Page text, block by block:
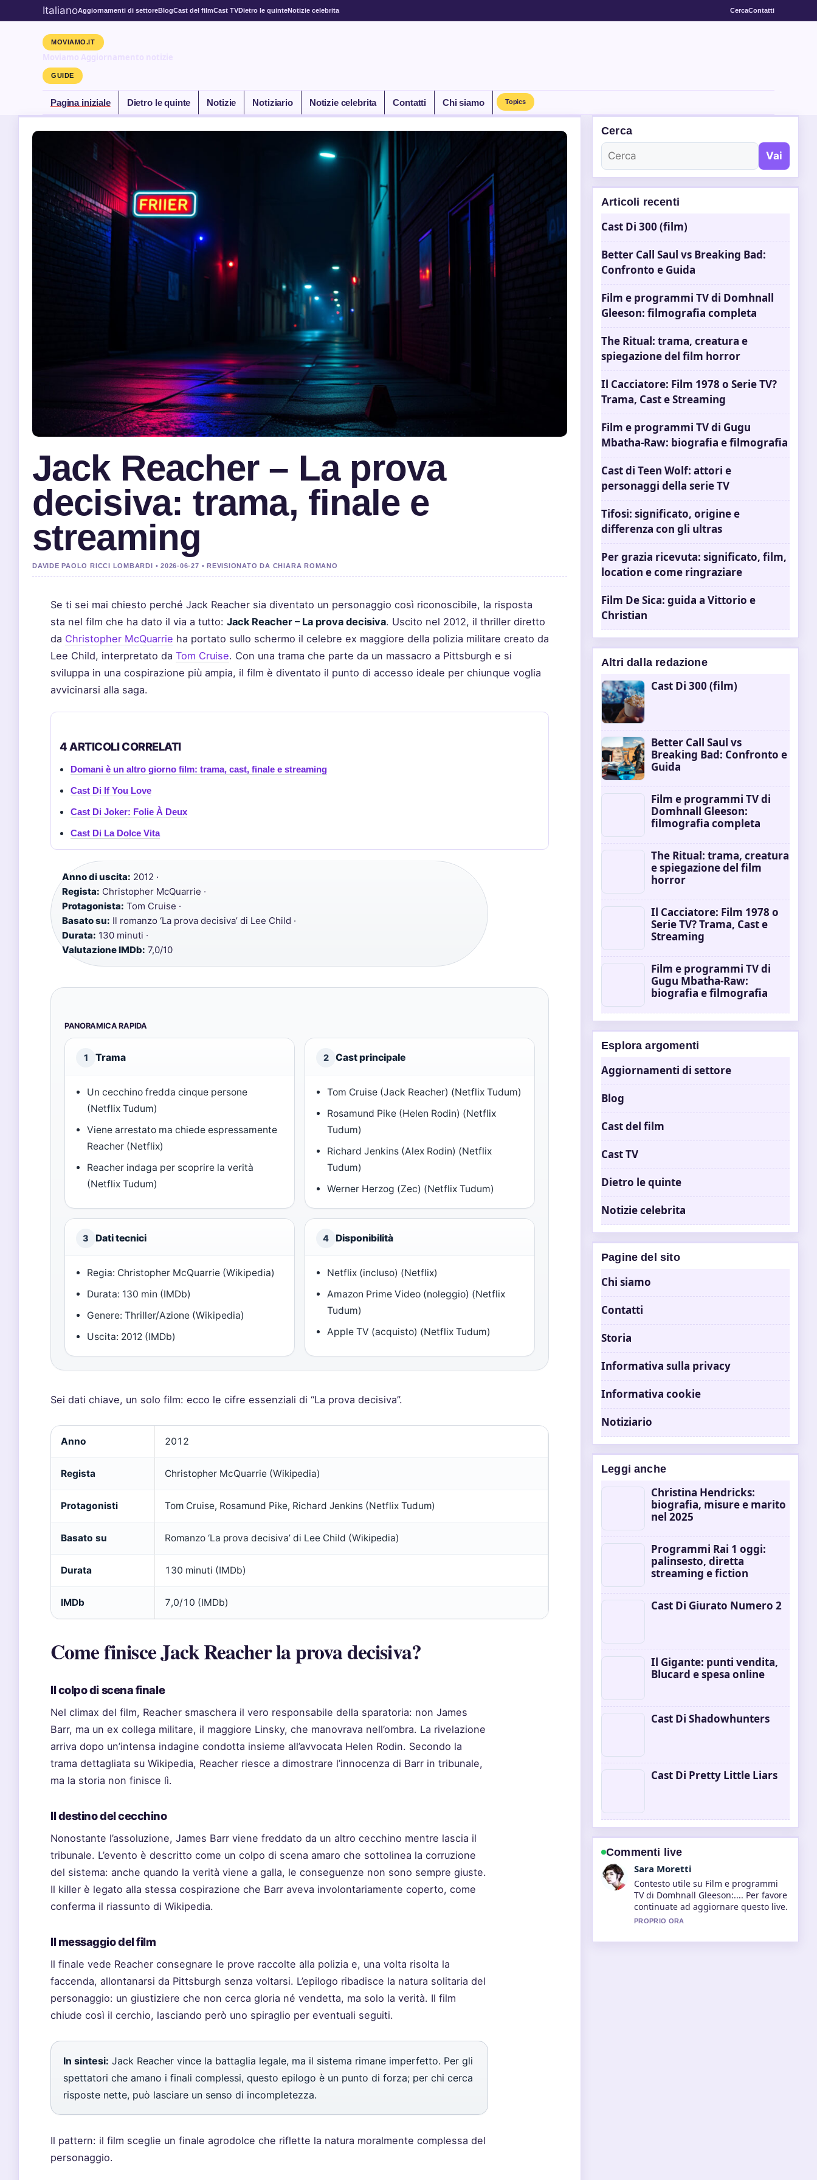
ItalianoAggiornamenti di settoreBlogCast del filmCast TVDietro le quinteNotizie celebrita CercaContatti
MOVIAMO.IT
Moviamo Aggiornamento notizie
GUIDE
Pagina iniziale Dietro le quinte Notizie Notiziario Notizie celebrita Contatti Chi siamo Topics
Jack Reacher – La prova
decisiva: trama, finale e
streaming
DAVIDE PAOLO RICCI LOMBARDI • 2026-06-27 • REVISIONATO DA CHIARA ROMANO
Se ti sei mai chiesto perché Jack Reacher sia diventato un personaggio così riconoscibile, la risposta
sta nel film che ha dato il via a tutto: Jack Reacher – La prova decisiva. Uscito nel 2012, il thriller diretto
da Christopher McQuarrie ha portato sullo schermo il celebre ex maggiore della polizia militare creato da
Lee Child, interpretato da Tom Cruise. Con una trama che parte da un massacro a Pittsburgh e si
sviluppa in una cospirazione più ampia, il film è diventato il punto di accesso ideale per chiunque voglia
avvicinarsi alla saga.
4 ARTICOLI CORRELATI
Domani è un altro giorno film: trama, cast, finale e streaming
Cast Di If You Love
Cast Di Joker: Folie À Deux
Cast Di La Dolce Vita
Anno di uscita: 2012 ·
Regista: Christopher McQuarrie ·
Protagonista: Tom Cruise ·
Basato su: Il romanzo ‘La prova decisiva’ di Lee Child ·
Durata: 130 minuti ·
Valutazione IMDb: 7,0/10
PANORAMICA RAPIDA
1 Trama
Un cecchino fredda cinque persone
(Netflix Tudum)
Viene arrestato ma chiede espressamente
Reacher (Netflix)
Reacher indaga per scoprire la verità
(Netflix Tudum)
2 Cast principale
Tom Cruise (Jack Reacher) (Netflix Tudum)
Rosamund Pike (Helen Rodin) (Netflix
Tudum)
Richard Jenkins (Alex Rodin) (Netflix
Tudum)
Werner Herzog (Zec) (Netflix Tudum)
3 Dati tecnici
Regia: Christopher McQuarrie (Wikipedia)
Durata: 130 min (IMDb)
Genere: Thriller/Azione (Wikipedia)
Uscita: 2012 (IMDb)
4 Disponibilità
Netflix (incluso) (Netflix)
Amazon Prime Video (noleggio) (Netflix
Tudum)
Apple TV (acquisto) (Netflix Tudum)
Sei dati chiave, un solo film: ecco le cifre essenziali di “La prova decisiva”.
Anno 2012
Regista Christopher McQuarrie (Wikipedia)
Protagonisti Tom Cruise, Rosamund Pike, Richard Jenkins (Netflix Tudum)
Basato su Romanzo ‘La prova decisiva’ di Lee Child (Wikipedia)
Durata 130 minuti (IMDb)
IMDb 7,0/10 (IMDb)
Come finisce Jack Reacher la prova decisiva?
Il colpo di scena finale
Nel climax del film, Reacher smaschera il vero responsabile della sparatoria: non James
Barr, ma un ex collega militare, il maggiore Linsky, che manovrava nell’ombra. La rivelazione
arriva dopo un’intensa indagine condotta insieme all’avvocata Helen Rodin. Secondo la
trama dettagliata su Wikipedia, Reacher riesce a dimostrare l’innocenza di Barr in tribunale,
ma la storia non finisce lì.
Il destino del cecchino
Nonostante l’assoluzione, James Barr viene freddato da un altro cecchino mentre lascia il
tribunale. L’evento è descritto come un colpo di scena amaro che sottolinea la corruzione
del sistema: anche quando la verità viene a galla, le conseguenze non sono sempre giuste.
Il killer è legato alla stessa cospirazione che Barr aveva involontariamente coperto, come
conferma il riassunto di Wikipedia.
Il messaggio del film
Il finale vede Reacher consegnare le prove raccolte alla polizia e, una volta risolta la
faccenda, allontanarsi da Pittsburgh senza voltarsi. L’epilogo ribadisce la natura solitaria del
personaggio: un giustiziere che non cerca gloria né vendetta, ma solo la verità. Il film
chiude così il cerchio, lasciando però uno spiraglio per eventuali seguiti.
In sintesi: Jack Reacher vince la battaglia legale, ma il sistema rimane imperfetto. Per gli
spettatori che amano i finali complessi, questo epilogo è un punto di forza; per chi cerca
risposte nette, può lasciare un senso di incompletezza.
Il pattern: il film sceglie un finale agrodolce che riflette la natura moralmente complessa del
personaggio.
Cerca
Vai
Articoli recenti
Cast Di 300 (film)
Better Call Saul vs Breaking Bad:
Confronto e Guida
Film e programmi TV di Domhnall
Gleeson: filmografia completa
The Ritual: trama, creatura e
spiegazione del film horror
Il Cacciatore: Film 1978 o Serie TV?
Trama, Cast e Streaming
Film e programmi TV di Gugu
Mbatha-Raw: biografia e filmografia
Cast di Teen Wolf: attori e
personaggi della serie TV
Tifosi: significato, origine e
differenza con gli ultras
Per grazia ricevuta: significato, film,
location e come ringraziare
Film De Sica: guida a Vittorio e
Christian
Altri dalla redazione
Cast Di 300 (film)
Better Call Saul vs
Breaking Bad: Confronto e
Guida
Film e programmi TV di
Domhnall Gleeson:
filmografia completa
The Ritual: trama, creatura
e spiegazione del film
horror
Il Cacciatore: Film 1978 o
Serie TV? Trama, Cast e
Streaming
Film e programmi TV di
Gugu Mbatha-Raw:
biografia e filmografia
Esplora argomenti
Aggiornamenti di settore
Blog
Cast del film
Cast TV
Dietro le quinte
Notizie celebrita
Pagine del sito
Chi siamo
Contatti
Storia
Informativa sulla privacy
Informativa cookie
Notiziario
Leggi anche
Christina Hendricks:
biografia, misure e marito
nel 2025
Programmi Rai 1 oggi:
palinsesto, diretta
streaming e fiction
Cast Di Giurato Numero 2
Il Gigante: punti vendita,
Blucard e spesa online
Cast Di Shadowhunters
Cast Di Pretty Little Liars
Commenti live
Giulia Rossi
La copertura di Cast Di 300 (film)
sembra solida e molto facile da
seguire.
3 MIN FA